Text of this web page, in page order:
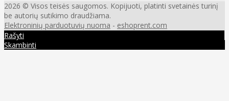
2026 © Visos teisės saugomos. Kopijuoti, platinti svetainės turinį
be autorių sutikimo draudžiama.
Elektroninių parduotuvių nuoma - eshoprent.com
Rašyti
Skambinti